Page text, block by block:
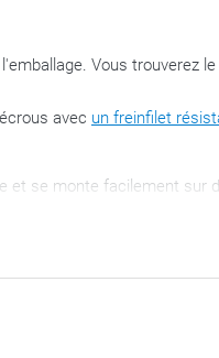
Vous trouverez
avec un freinfilet
et se monte facilement sur
points de fixation sont
la phase de fermeture,
peu plus pour adapter